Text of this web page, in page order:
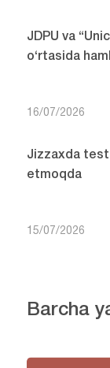
JDPU va
o‘rtasida
16/07/2026
Jizzaxda test
etmoqda
15/07/2026
Barcha